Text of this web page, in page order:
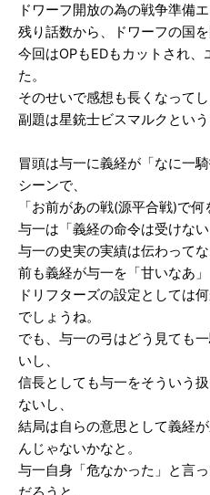
ドワーフ開放の為の戦争準備エ
残り話数から、ドワーフの国
今回はOPもEDもカットされ
た。
そのせいで感想も長くなって
副題は星銃士ビスマルクとい
冒頭は与一に義経が「なに一
シーンで、
「お前があの戦(源平合戦)で
与一は「義経の命令は受けない
与一の史実の実績は伝わってな
前も義経が与一を「甘いなあ
ドリフターズの設定としては
でしょうね。
でも、与一の弓はどう見ても
いし、
信長としても与一をそういう
ないし、
結局は自らの意思として義経
んじゃないかなと。
与一自身「危なかった」と言